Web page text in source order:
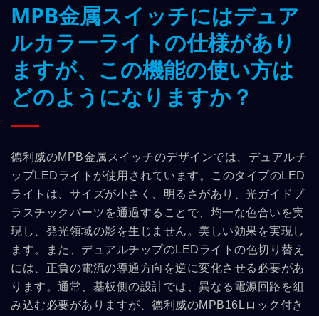
MPB金属スイッチにはデュア
ルカラーライトの仕様があり
ますが、この機能の使い方は
どのようになりますか？
德利威のMPB金属スイッチのデザインでは、デュアルチ
ップLEDライトが使用されています。このタイプのLED
ライトは、サイズが小さく、明るさがあり、光ガイドプ
ラスチックパーツを通過することで、均一な色合いを実
現し、発光領域の影を生じません。美しい効果を実現し
ます。また、デュアルチップのLEDライトの色切り替え
には、正負の電流の導通方向を逆に変化させる必要があ
ります。通常、基板側の設計では、異なる電源回路を組
み込む必要がありますが、德利威のMPB16Lロック付き